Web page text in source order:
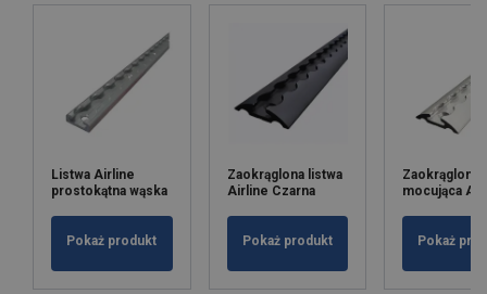
Listwa Airline
prostokątna wąska
Pokaż produkt
Zaokrąglona listwa
Airline Czarna
Pokaż produkt
Zaokrąglona
mocująca
Pokaż